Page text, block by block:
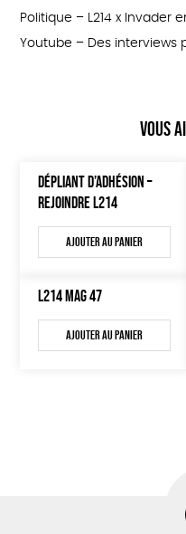
Politique – L214 x Invader
Youtube – Des interviews
Vous
DÉPLIANT D’ADHÉSION –
REJOINDRE L214
Ajouter au panier
L214 MAG 47
Ajouter au panier